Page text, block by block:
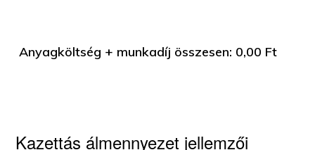
Anyagköltség + munkadíj összesen: 0,00 Ft
Kazettás álmennyezet jellemzői